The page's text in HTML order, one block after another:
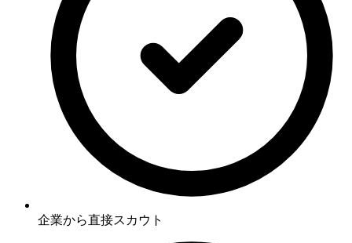
企業から直接スカウト